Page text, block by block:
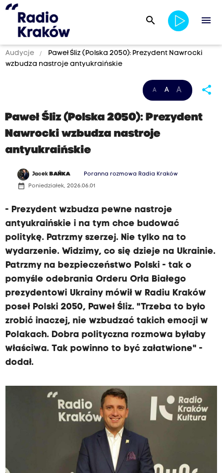
search menu
Audycje
Paweł Śliz (Polska 2050): Prezydent Nawrocki
wzbudza nastroje antyukraińskie
A A A share
Paweł Śliz (Polska 2050): Prezydent
Nawrocki wzbudza nastroje
antyukraińskie
Jacek BAŃKA Poranna rozmowa Radia Kraków
date_range Poniedziałek, 2026.06.01
- Prezydent wzbudza pewne nastroje
antyukraińskie i na tym chce budować
politykę. Patrzmy szerzej. Nie tylko na to
wydarzenie. Widzimy, co się dzieje na Ukrainie.
Patrzmy na bezpieczeństwo Polski - tak o
pomyśle odebrania Orderu Orła Białego
prezydentowi Ukrainy mówił w Radiu Kraków
poseł Polski 2050, Paweł Śliz. "Trzeba to było
zrobić inaczej, nie wzbudzać takich emocji w
Polakach. Dobra polityczna rozmowa byłaby
właściwa. Tak powinno to być załatwione" -
dodał.